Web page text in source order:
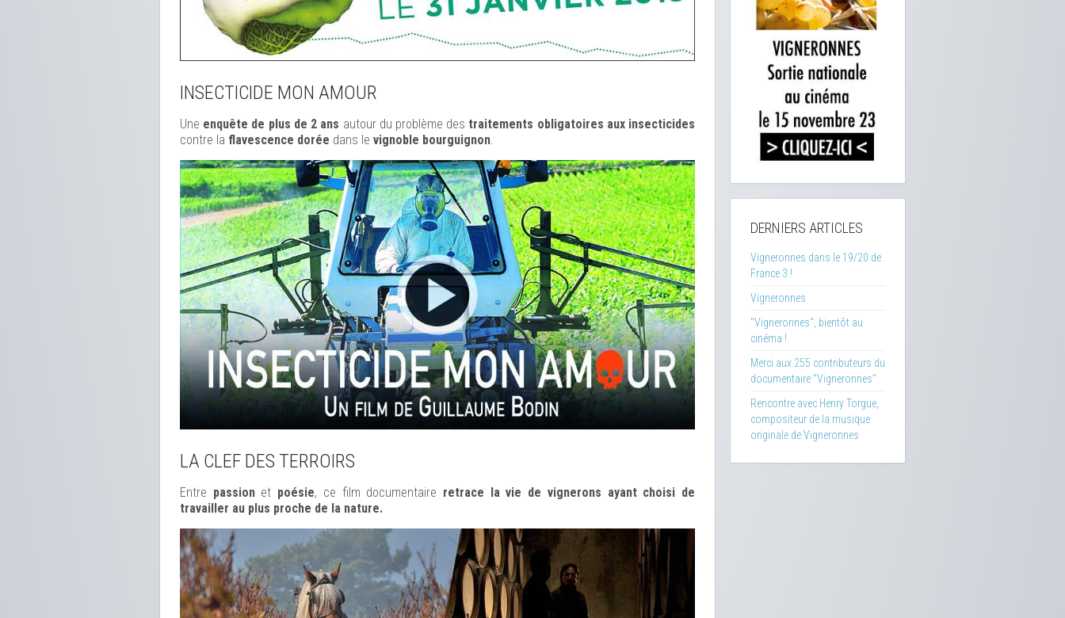
INSECTICIDE MON AMOUR
Une enquête de plus de 2 ans autour du problème des traitements obligatoires aux insecticides
contre la flavescence dorée dans le vignoble bourguignon.
LA CLEF DES TERROIRS
Entre passionet poésie, ce film documentaire retrace la vie de vignerons ayant choisi de
travailler au plus proche de la nature.
DERNIERS ARTICLES
Vigneronnes dans le 19/20 de
France 3 !
Vigneronnes
"Vigneronnes", bientôt au
cinéma !
Merci aux 255 contributeurs du
documentaire "Vigneronnes"
Rencontre avec Henry Torgue,
compositeur de la musique
originale de Vigneronnes